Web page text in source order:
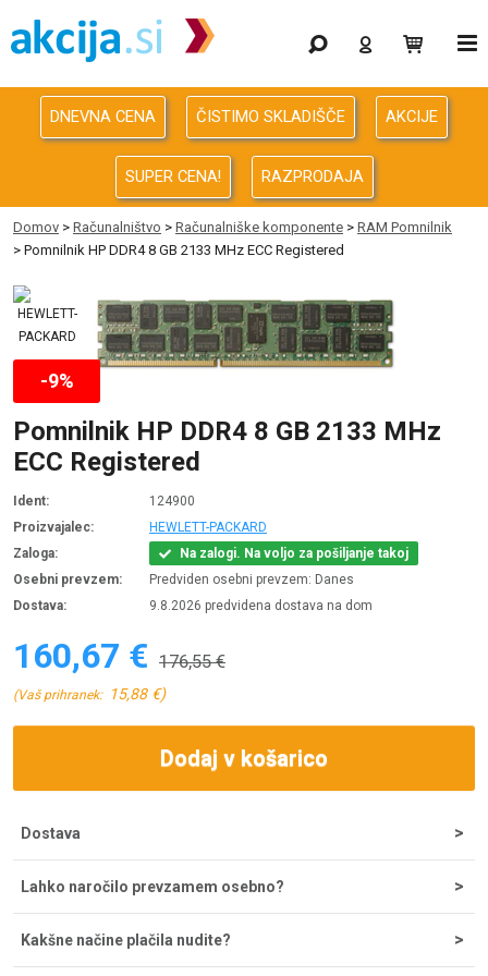
Gaming
Odprodaja
Računalništvo
Računalništvo za podjetja
Avdio Video Foto
Energija
Oprema za pisarno in dom
Telefonija
DNEVNA CENA ČISTIMO SKLADIŠČE AKCIJE
SUPER CENA! RAZPRODAJA
Domov > Računalništvo > Računalniške komponente > RAM Pomnilnik
> Pomnilnik HP DDR4 8 GB 2133 MHz ECC Registered
Pomnilnik HP DDR4 8 GB 2133 MHz
ECC Registered
Ident:
124900
Proizvajalec:
HEWLETT-PACKARD
Zaloga:
Na zalogi. Na voljo za pošiljanje takoj
Osebni prevzem:
Predviden osebni prevzem: Danes
Dostava:
9.8.2026 predvidena dostava na dom
160,67 € 176,55 €
(Vaš prihranek: 15,88 €)
-9%
Dodaj v košarico
Dostava
zneskom je dostava brezplačna. Ob potrditvi odpreme iz
skladišča lahko dostavo pričakujete v 1-2 dneh, najpogosteje
Lahko naročilo prevzamem osebno?
Comtron, d.o.o. na Tržaški cesti 21, 2000 Maribor. Prevzemno
mesto je odprto od ponedeljka do petka od 8 do 16 ure. V
Kakšne načine plačila nudite?